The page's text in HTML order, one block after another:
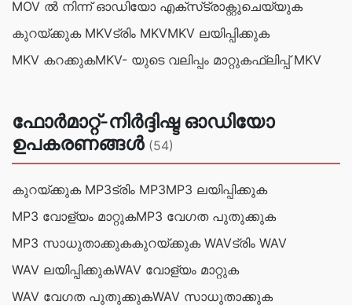
MOV ൽ നിന്ന് ഓഡിയോ എക്‌സ്‌ട്രാക്റ്റുചെയ്യുക
കുറയ്ക്കുക MKVട്രിം MKVMKV ലയിപ്പിക്കുക
MKV കറക്കുകMKV- യുടെ വലിപ്പം മാറ്റുകഫ്ലിപ്പ് MKV
ഫോർമാറ്റ്-നിർദ്ദിഷ്ട ഓഡിയോ
ഉപകരണങ്ങൾ (54)
കുറയ്ക്കുക MP3ട്രിം MP3MP3 ലയിപ്പിക്കുക
MP3 വോള്യം മാറ്റുകMP3 വേഗത പുതുക്കുക
MP3 സാധുതാക്കുകകുറയ്ക്കുക WAVട്രിം WAV
WAV ലയിപ്പിക്കുകWAV വോള്യം മാറ്റുക
WAV വേഗത പുതുക്കുകWAV സാധുതാക്കുക